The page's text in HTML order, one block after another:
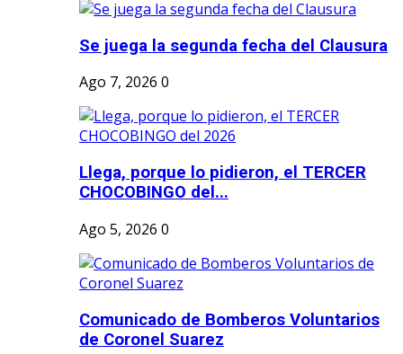
Se juega la segunda fecha del Clausura
Ago 7, 2026 0
Llega, porque lo pidieron, el TERCER
CHOCOBINGO del...
Ago 5, 2026 0
Comunicado de Bomberos Voluntarios
de Coronel Suarez